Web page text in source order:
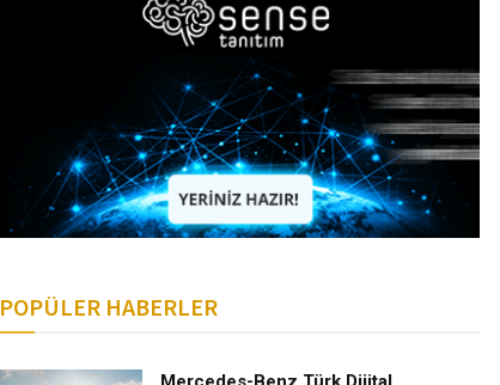
POPÜLER HABERLER